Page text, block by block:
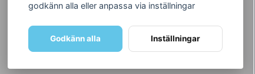
godkänn alla eller anpassa via inställningar
Godkänn alla Inställningar